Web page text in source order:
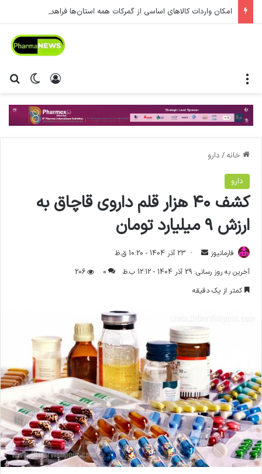
امکان واردات کالاهای اساسی از گمرکات همه استان‌ها فراهم شد.
تغییر ورود
خانه / دارو
دارو
کشف ۴۰ هزار قلم داروی قاچاق به
ارزش ۹ میلیارد تومان
فارمانیوز
ا
ی
م
23 آذر 1404 - 10:20 ق.ظ
آخرین به روز رسانی: 29 آذر 1404 - 12:12 ب.ظ
0
206
کمتر از یک دقیقه